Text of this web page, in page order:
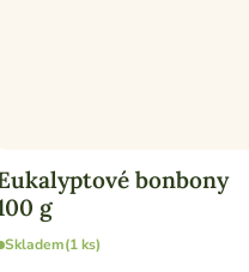
bonbony
g
Skladem(1 ks)